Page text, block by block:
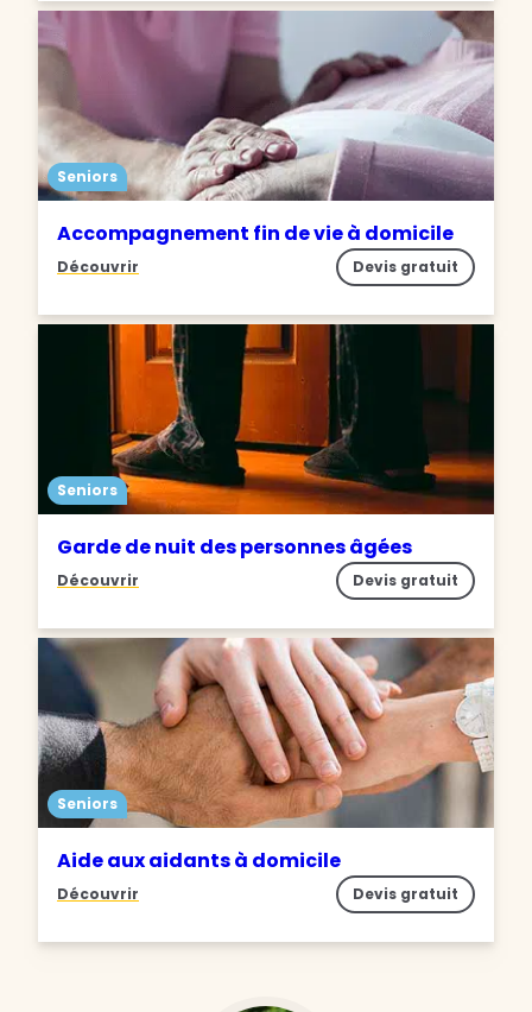
Seniors
Accompagnement fin de vie à domicile
Découvrir Devis gratuit
Seniors
Garde de nuit des personnes âgées
Découvrir Devis gratuit
Seniors
Aide aux aidants à domicile
Découvrir Devis gratuit